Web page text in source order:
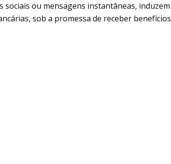
sociais ou mensagens instantâneas, induzem
sob a promessa de receber benefícios